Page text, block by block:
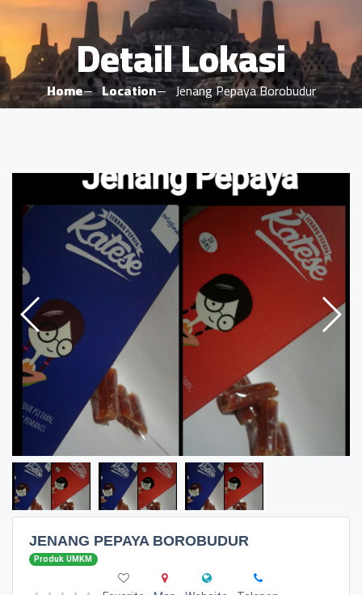
Detail Lokasi
Home Location Jenang Pepaya Borobudur
JENANG PEPAYA BOROBUDUR
Produk UMKM